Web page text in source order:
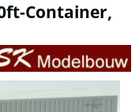
Container,